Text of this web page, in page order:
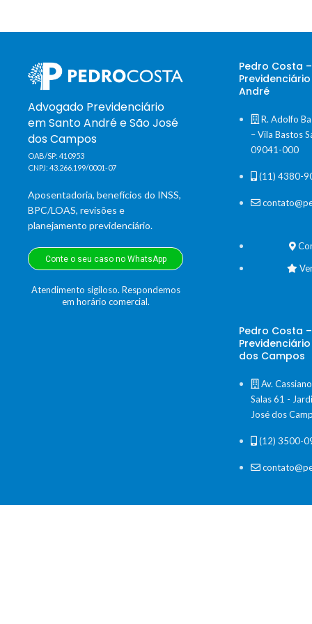
Advogado Previdenciário
em Santo André e São José
dos Campos
OAB/SP: 410953
CNPJ: 43.266.199/0001-07
Aposentadoria, benefícios do INSS,
BPC/LOAS, revisões e
planejamento previdenciário.
Conte o seu caso no WhatsApp
Atendimento sigiloso. Respondemos
em horário comercial.
Pedro Costa
André
R. Adolfo
– Vila Bastos
09041-000
(11) 4380-
Pedro Costa
dos Campos
Av.
Salas 61 -
José dos
(12) 3500-